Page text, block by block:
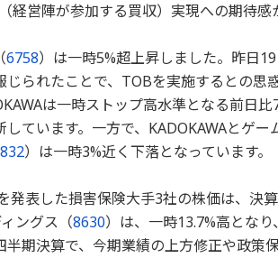
経営陣が参加する買収）実現への期待感
6758）は一時5%超上昇しました。昨日
じられたことで、TOBを実施するとの思
は一時ストップ高水準となる前日
ています。一方で、KADOKAWAとゲ
）は一時3%近く下落となっています。
発表した損害保険大手3社の株価は、決
ングス（8630）は、一時13.7%高とな
半期決算で、今期業績の上方修正や政策